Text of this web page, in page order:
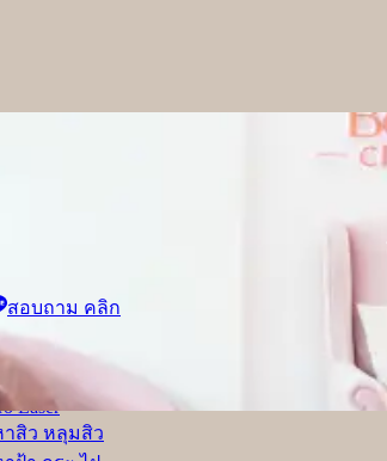
ลาเจน
Plus
Booster+
กล็ดเลือด
Laser
สิว หลุมสิว
กระชับ
จัดโครงสร้างใบหน้าให้หน้าเรียวได้
งการศัลยกรรมผ่าตัด หรือต้องพักเป็นระยะเ
อนเยาว์ลง
สอบถาม คลิก